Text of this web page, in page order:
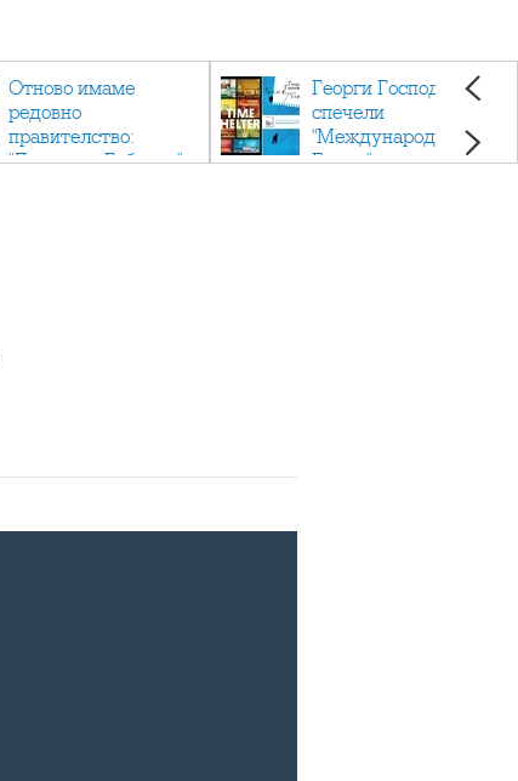
Отново имаме
редовно
правителство:
"Денков - Габриел"
Георги Господинов
спечели
"Международен
Букър" с романа